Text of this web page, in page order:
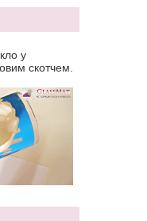
у
скотчем.